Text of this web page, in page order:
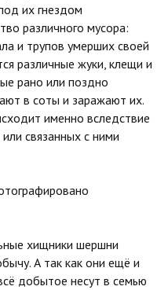
их гнездом
различного мусора:
и трупов умерших своей
различные жуки, клещи и
рано или поздно
в соты и заражают их.
именно вследствие
связанных с ними
хищники шершни
А так как они ещё и
добытое несут в семью